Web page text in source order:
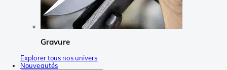
Gravure
Explorer tous nos univers
Nouveautés